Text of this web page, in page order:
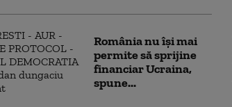
România nu își mai
permite să sprijine
financiar Ucraina,
spune...